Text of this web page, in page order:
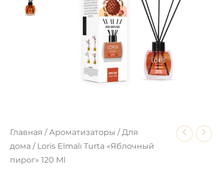
Главная /Ароматизаторы /Для
дома / Loris Elmalı Turta «Яблочный
пирог» 120 Ml